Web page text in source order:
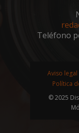
Teléfono
Aviso legal
Política
© 2025